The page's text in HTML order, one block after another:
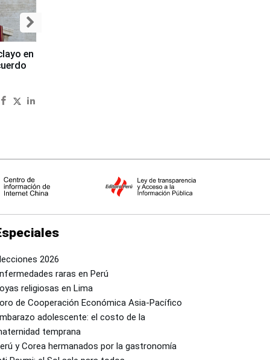
en
2026
raras en Perú
religiosas en Lima
de Cooperación Económica Asia-Pacífico
adolescente: el costo de la
temprana
y Corea hermanados por la gastronomía